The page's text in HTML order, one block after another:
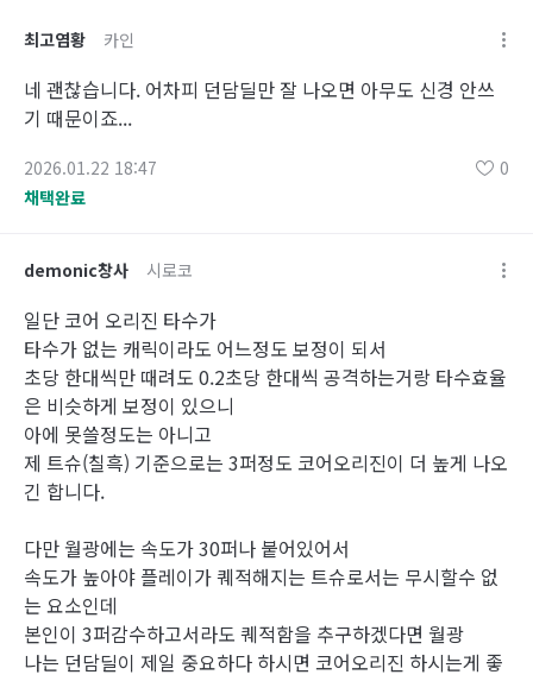
최고염황 카인
네 괜찮습니다. 어차피 던담딜만 잘 나오면 아무도 신경 안쓰
기 때문이죠...
2026.01.22 18:47
0
채택완료
demonic창사 시로코
일단 코어 오리진 타수가
타수가 없는 캐릭이라도 어느정도 보정이 되서
초당 한대씩만 때려도 0.2초당 한대씩 공격하는거랑 타수효율
은 비슷하게 보정이 있으니
아에 못쓸정도는 아니고
제 트슈(칠흑) 기준으로는 3퍼정도 코어오리진이 더 높게 나오
긴 합니다.
다만 월광에는 속도가 30퍼나 붙어있어서
속도가 높아야 플레이가 퀘적해지는 트슈로서는 무시할수 없
는 요소인데
본인이 3퍼감수하고서라도 퀘적함을 추구하겠다면 월광
나는 던담딜이 제일 중요하다 하시면 코어오리진 하시는게 좋